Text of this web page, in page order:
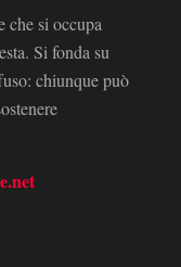
che si occupa
Si fonda su
chiunque può